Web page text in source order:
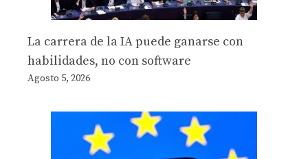
La carrera de la IA puede ganarse con
habilidades, no con software
Agosto 5, 2026